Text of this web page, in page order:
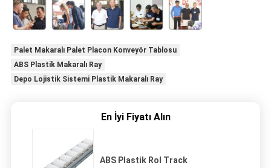
Palet Makaralı Palet Placon Konveyör Tablosu
ABS Plastik Makaralı Ray
Depo Lojistik Sistemi Plastik Makaralı Ray
En İyi Fiyatı Alın
ABS Plastik Rol Track